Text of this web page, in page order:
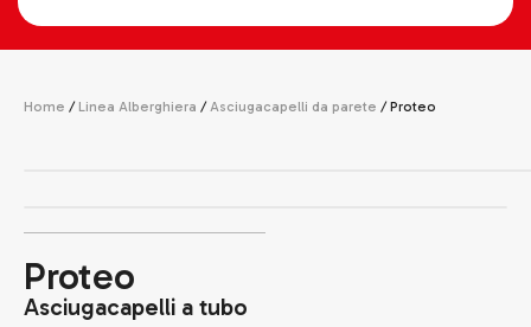
Home / Linea Alberghiera /Asciugacapelli da parete / Proteo
Proteo
Asciugacapelli a tubo